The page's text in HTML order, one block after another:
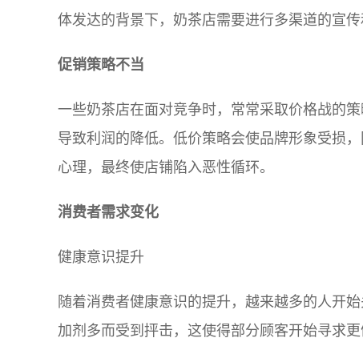
体发达的背景下，奶茶店需要进行多渠道的宣传
促销策略不当
一些奶茶店在面对竞争时，常常采取价格战的
导致利润的降低。低价策略会使品牌形象受损
心理，最终使店铺陷入恶性循环。
消费者需求变化
健康意识提升
随着消费者健康意识的提升，越来越多的人开
加剂多而受到抨击，这使得部分顾客开始寻求